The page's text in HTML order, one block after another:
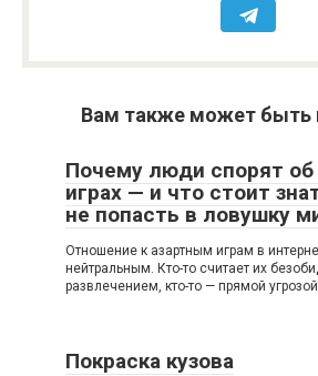
Вам также может быть
Почему люди спорят об
играх — и что стоит
не попасть в ловушку
Отношение к азартным играм в
нейтральным. Кто-то считает их
развлечением, кто-то — прямой
Покраска кузова